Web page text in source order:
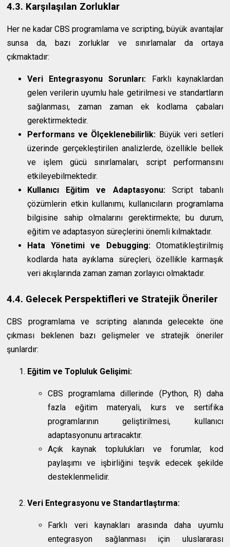
4.3. Karşılaşılan Zorluklar
Her ne kadar CBS programlama ve scripting, büyük avantajlar
sunsa da, bazı zorluklar ve sınırlamalar da ortaya
çıkmaktadır:
Veri Entegrasyonu Sorunları: Farklı kaynaklardan
gelen verilerin uyumlu hale getirilmesi ve standartların
sağlanması, zaman zaman ek kodlama çabaları
gerektirmektedir.
Performans ve Ölçeklenebilirlik: Büyük veri setleri
üzerinde gerçekleştirilen analizlerde, özellikle bellek
ve işlem gücü sınırlamaları, script performansını
etkileyebilmektedir.
Kullanıcı Eğitim ve Adaptasyonu:Script tabanlı
çözümlerin etkin kullanımı, kullanıcıların programlama
bilgisine sahip olmalarını gerektirmekte; bu durum,
eğitim ve adaptasyon süreçlerini önemli kılmaktadır.
Hata Yönetimi ve Debugging:Otomatikleştirilmiş
kodlarda hata ayıklama süreçleri, özellikle karmaşık
veri akışlarında zaman zaman zorlayıcı olmaktadır.
4.4. Gelecek Perspektifleri ve Stratejik Öneriler
CBS programlama ve scripting alanında gelecekte öne
çıkması beklenen bazı gelişmeler ve stratejik öneriler
şunlardır:
Eğitim ve Topluluk Gelişimi:
CBS programlama dillerinde (Python, R) daha
fazla eğitim materyali, kurs ve sertifika
programlarının geliştirilmesi, kullanıcı
adaptasyonunu artıracaktır.
Açık kaynak toplulukları ve forumlar, kod
paylaşımı ve işbirliğini teşvik edecek şekilde
desteklenmelidir.
Veri Entegrasyonu ve Standartlaştırma:
Farklı veri kaynakları arasında daha uyumlu
entegrasyon sağlanması için uluslararası